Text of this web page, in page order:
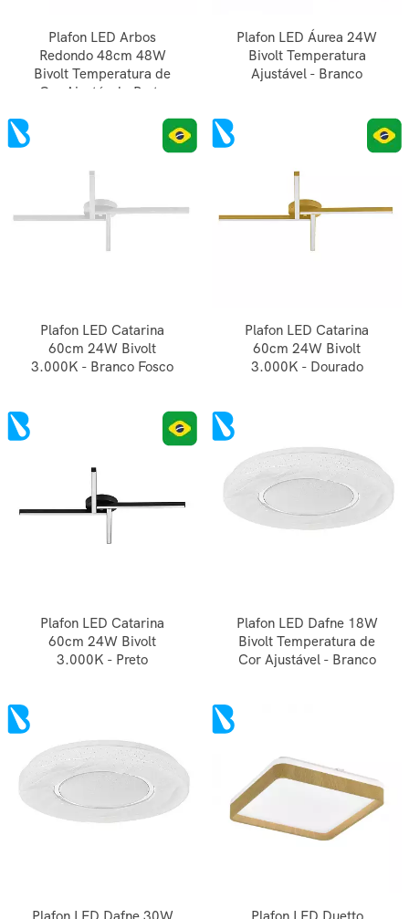
Plafon LED Arbos
Redondo 48cm 48W
Bivolt Temperatura de
Cor Ajustável - Preto
Plafon LED Áurea 24W
Bivolt Temperatura
Ajustável - Branco
Plafon LED Catarina
60cm 24W Bivolt
3.000K - Branco Fosco
Plafon LED Catarina
60cm 24W Bivolt
3.000K - Dourado
Plafon LED Catarina
60cm 24W Bivolt
3.000K - Preto
Plafon LED Dafne 18W
Bivolt Temperatura de
Cor Ajustável - Branco